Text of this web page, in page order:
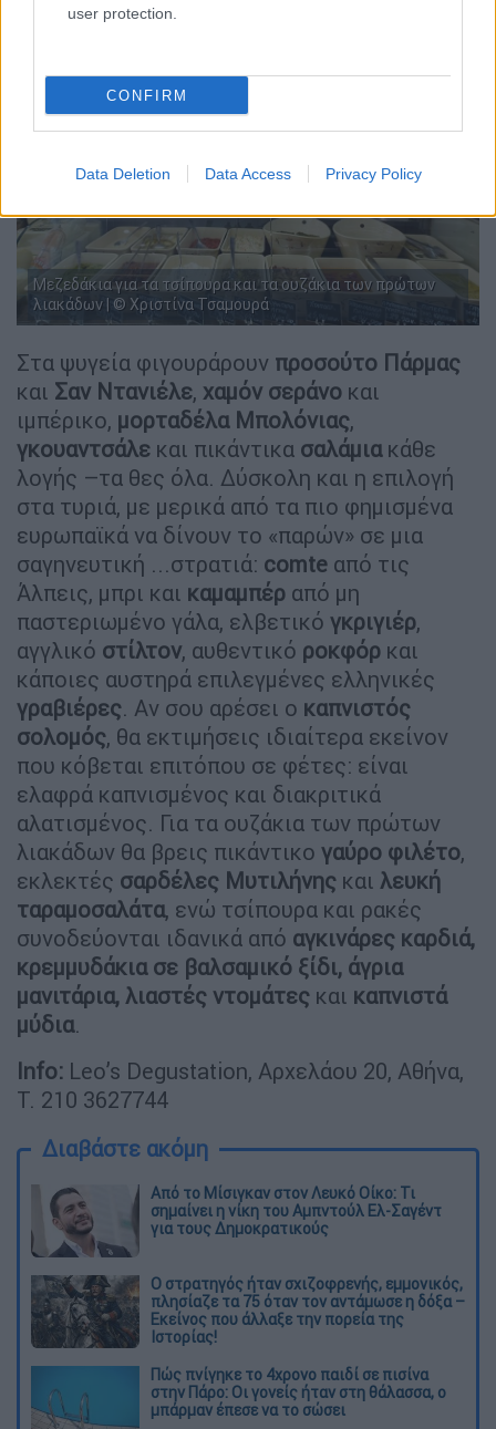
user protection.
CONFIRM
Data Deletion Data Access Privacy Policy
Μεζεδάκια για τα τσίπουρα και τα ουζάκια των πρώτων
λιακάδων | © Χριστίνα Τσαμουρά
Στα ψυγεία φιγουράρουν προσούτο Πάρμας
και Σαν Ντανιέλε, χαμόν σεράνο και
ιμπέρικο, μορταδέλα Μπολόνιας,
γκουαντσάλε και πικάντικα σαλάμιακάθε
λογής –τα θες όλα. Δύσκολη και η επιλογή
στα τυριά, με μερικά από τα πιο φημισμένα
ευρωπαϊκά να δίνουν το «παρών» σε μια
σαγηνευτική ...στρατιά: comte από τις
Άλπεις, μπρι και καμαμπέρ από μη
παστεριωμένο γάλα, ελβετικό γκριγιέρ,
αγγλικό στίλτον, αυθεντικό ροκφόρ και
κάποιες αυστηρά επιλεγμένες ελληνικές
γραβιέρες. Αν σου αρέσει ο καπνιστός
σολομός, θα εκτιμήσεις ιδιαίτερα εκείνον
που κόβεται επιτόπου σε φέτες: είναι
ελαφρά καπνισμένος και διακριτικά
αλατισμένος. Για τα ουζάκια των πρώτων
λιακάδων θα βρεις πικάντικο γαύρο φιλέτο,
εκλεκτές σαρδέλες Μυτιλήνης και λευκή
ταραμοσαλάτα, ενώ τσίπουρα και ρακές
συνοδεύονται ιδανικά από αγκινάρες καρδιά,
κρεμμυδάκια σε βαλσαμικό ξίδι, άγρια
μανιτάρια, λιαστές ντομάτες και καπνιστά
μύδια.
Info: Leo’s Degustation, Αρχελάου 20, Αθήνα,
Τ. 210 3627744
Διαβάστε ακόμη
Από το Μίσιγκαν στον Λευκό Οίκο: Τι
σημαίνει η νίκη του Αμπντούλ Ελ-Σαγέντ
για τους Δημοκρατικούς
O στρατηγός ήταν σχιζοφρενής, εμμονικός,
πλησίαζε τα 75 όταν τον αντάμωσε η δόξα –
Εκείνος που άλλαξε την πορεία της
Ιστορίας!
Πώς πνίγηκε το 4χρονο παιδί σε πισίνα
στην Πάρο: Οι γονείς ήταν στη θάλασσα, ο
μπάρμαν έπεσε να το σώσει